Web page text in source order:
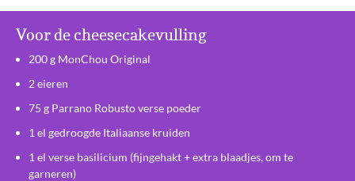
Voor de cheesecakevulling
200 g MonChou Original
2 eieren
75 g Parrano Robusto verse poeder
1 el gedroogde Italiaanse kruiden
1 el verse basilicium (fijngehakt + extra blaadjes, om te
garneren)